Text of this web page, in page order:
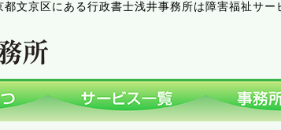
都文京区にある行政書士浅井事務所は障害福祉サー